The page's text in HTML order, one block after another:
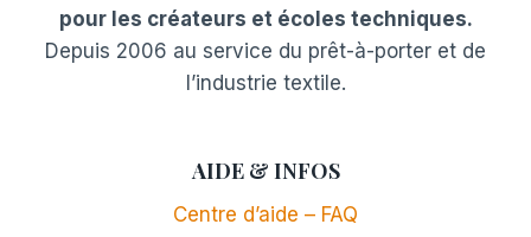
pour les créateurs et écoles techniques.
Depuis 2006 au service du prêt-à-porter et de
l’industrie textile.
AIDE & INFOS
Centre d’aide – FAQ